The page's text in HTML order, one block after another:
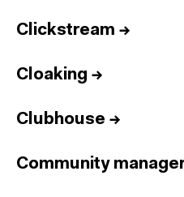
Clickstream →
Cloaking →
Clubhouse →
Community